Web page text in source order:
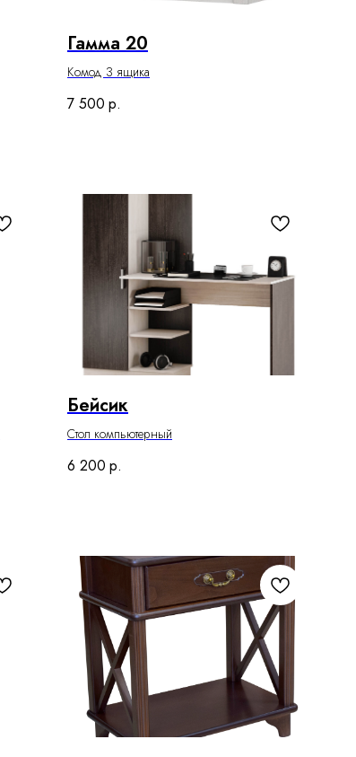
Гамма 20
Комод 3 ящика
7 500 р.
Бейсик
Стол компьютерный
6 200 р.